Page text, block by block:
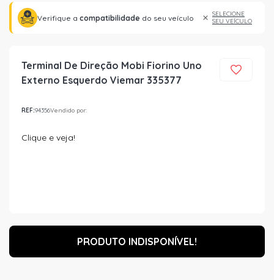
Verifique a compatibilidade do seu veículo
SELECIONE
SEU VEÍCULO
Terminal De Direção Mobi Fiorino Uno
Externo Esquerdo Viemar 335377
REF:94356Vendido por:
Clique e veja!
PRODUTO INDISPONÍVEL!